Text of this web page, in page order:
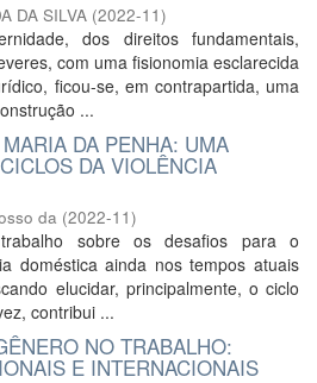
DA SILVA (2022-11)
dos direitos fundamentais,
com uma fisionomia esclarecida
ficou-se, em contrapartida, uma
...
DA PENHA: UMA
DA VIOLÊNCIA
da (2022-11)
sobre os desafios para o
doméstica ainda nos tempos atuais
elucidar, principalmente, o ciclo
contribui ...
NO TRABALHO:
E INTERNACIONAIS